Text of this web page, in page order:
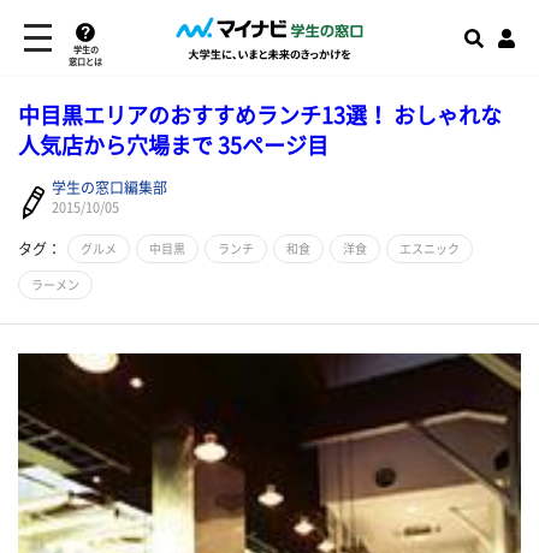
学生の
窓口とは
中目黒エリアのおすすめランチ13選！ おしゃれな
人気店から穴場まで 35ページ目
学生の窓口編集部
2015/10/05
タグ： グルメ 中目黒 ランチ 和食 洋食 エスニック
ラーメン